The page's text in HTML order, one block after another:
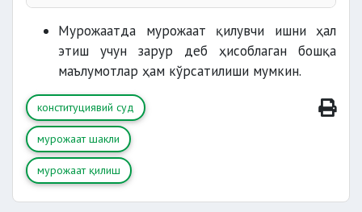
шарҳ
судлар ташаббуси
мурожаатини
судлов ишларини
қонунининг шарҳ берилиши лозим бўлган
қоидалари;
ҳуқуқий асослари;
масала юзасидан мурожаат
Мурожаатда мурожаат қилувчи ишни ҳал
этиш учун зарур деб ҳисоблаган бошқа
маълумотлар ҳам кўрсатилиши мумкин.
конституциявий суд
мурожаат шакли
мурожаат қилиш